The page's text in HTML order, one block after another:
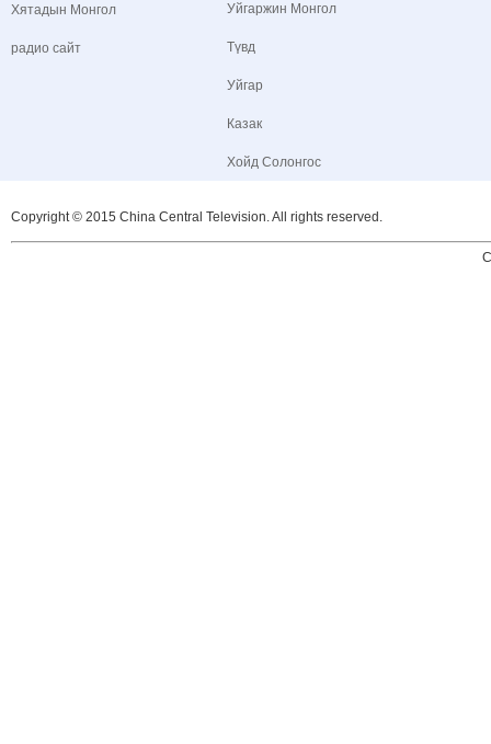
Хятадын Монгол
радио сайт
Уйгаржин Монгол
Түвд
Уйгар
Казак
Хойд Солонгос
Copyright © 2015 China Central Television. All rights reserved.